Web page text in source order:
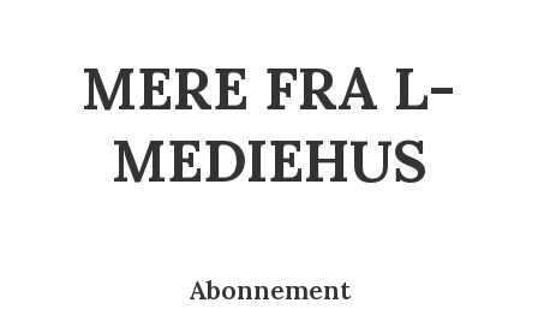
MERE FRA L-
MEDIEHUS
Abonnement